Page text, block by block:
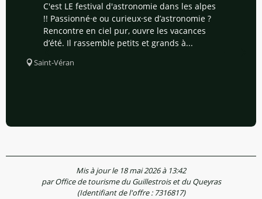
C'est LE festival d'astronomie dans les alpes
!! Passionné·e ou curieux·se d’astronomie ?
Rencontre en ciel pur, ouvre les vacances
d’été. Il rassemble petits et grands à...
Saint-Véran
Mis à jour le 18 mai 2026 à 13:42
par Office de tourisme du Guillestrois et du Queyras
(Identifiant de l'offre : 7316817)